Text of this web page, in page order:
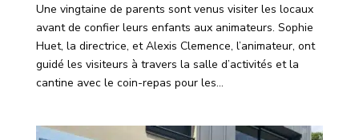
Une vingtaine de parents sont venus visiter les locaux
avant de confier leurs enfants aux animateurs. Sophie
Huet, la directrice, et Alexis Clemence, l’animateur, ont
guidé les visiteurs à travers la salle d’activités et la
cantine avec le coin-repas pour les...